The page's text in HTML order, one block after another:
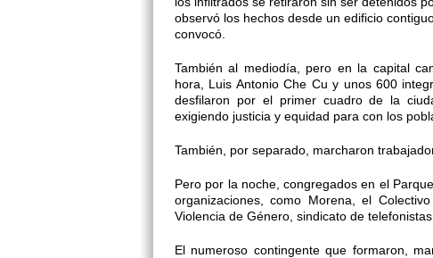
observó los hechos desde un edificio
convocó.
También al mediodía, pero en la capital
hora, Luis Antonio Che Cu y unos 600
desfilaron por el primer cuadro de la
exigiendo justicia y equidad para con los
También, por separado, marcharon
Pero por la noche, congregados en el
organizaciones, como Morena, el
Violencia de Género, sindicato de
El numeroso contingente que formaron,